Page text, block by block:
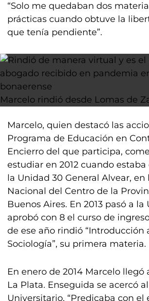
“Solo me quedaban dos
prácticas cuando obtuve la
que tenía pendiente”.
Marcelo rindió desde Lomas de
Marcelo, quien destacó las
Programa de Educación en
Encierro del que participa,
estudiar en 2012 cuando
la Unidad 30 General Alvear,
Nacional del Centro de la
Buenos Aires. En 2013 pasó a la
aprobó con 8 el curso de
de ese año rindió “Introducción
Sociología”, su primera materia.
En enero de 2014 Marcelo llegó
La Plata. Enseguida se acercó
Universitario. “Predicaba con el